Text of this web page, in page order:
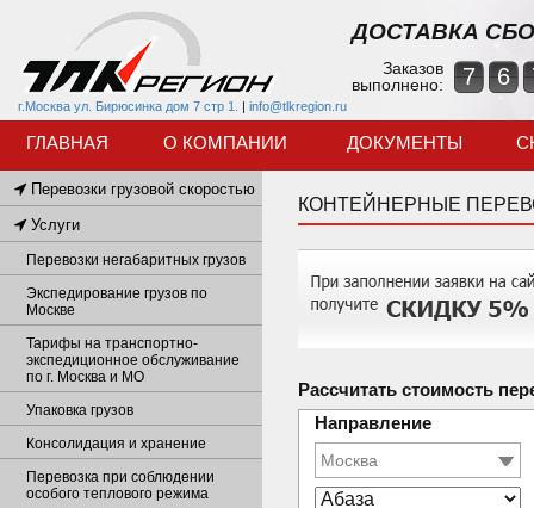
г.Москва ул. Бирюсинка дом 7 стр 1. | info@tlkregion.ru
ДОСТАВКА
Заказов
выполнено:
7 6
ГЛАВНАЯ О КОМПАНИИ ДОКУМЕНТЫ
КОНТЕЙНЕРНЫЕ
Рассчитать стоимость
Направление
Перевозки грузовой скоростью
Услуги
Перевозки негабаритных грузов
Экспедирование грузов по
Москве
Тарифы на транспортно-
экспедиционное обслуживание
по г. Москва и МО
Упаковка грузов
Консолидация и хранение
Перевозка при соблюдении
особого теплового режима